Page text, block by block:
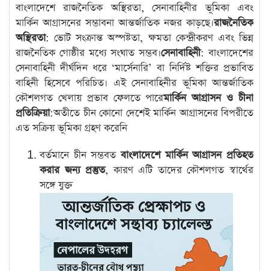
বাংলাদেশে রাজনৈতিক অস্থিরতা, সেনাবাহিনীর ভূমিকা এবং
মার্কিন আগ্রাসনের সম্ভাবনা আন্তর্জাতিক নজর কাড়ছে।রাজনৈতিক
অস্থিরতা: ভোট সংক্রান্ত অস্পষ্টতা, ক্ষমতা কেন্দ্রীকরণ এবং ভিন্ন
রাজনৈতিক গোষ্ঠীর মধ্যে সংঘাত সম্ভব।সেনাবাহিনী: বাংলাদেশের
সেনাবাহিনী দীর্ঘদিন ধরে ‘মার্সেনারি’ বা নির্দিষ্ট শক্তির প্রভাবিত
বাহিনী হিসেবে পরিচিত। এই সেনাবাহিনীর ভূমিকা আন্তর্জাতিক
কৌশলগত খেলায় প্রভাব ফেলতে পারেমার্কিন আগ্রাসন ও চীনা
প্রতিক্রিয়া:অতীতে চীন কোনো দেশেই মার্কিন আগ্রাসনের বিপরীতে
এত সক্রিয় ভূমিকা গ্রহণ করেনি
বর্তমানে চীন সম্ভবতবাংলাদেশে মার্কিন আগ্রাসন প্রতিহত
করার জন্য প্রস্তুত, কারণ এটি তাদের কৌশলগত স্বার্থের
সঙ্গে যুক্ত